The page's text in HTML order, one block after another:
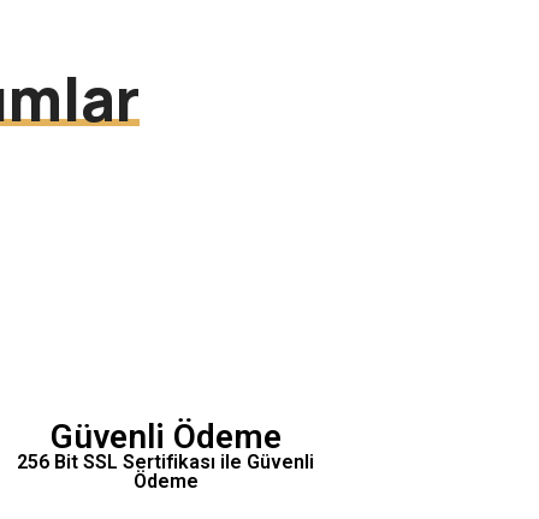
Güvenli Ödeme
256 Bit SSL Sertifikası ile Güvenli
Ödeme